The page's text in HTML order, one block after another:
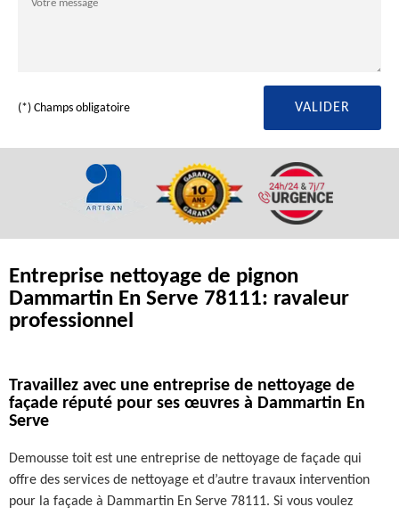
(*) Champs obligatoire
Entreprise nettoyage de pignon
Dammartin En Serve 78111: ravaleur
professionnel
Travaillez avec une entreprise de nettoyage de
façade réputé pour ses œuvres à Dammartin En
Serve
Demousse toit est une entreprise de nettoyage de façade qui
offre des services de nettoyage et d’autre travaux intervention
pour la façade à Dammartin En Serve 78111. Si vous voulez